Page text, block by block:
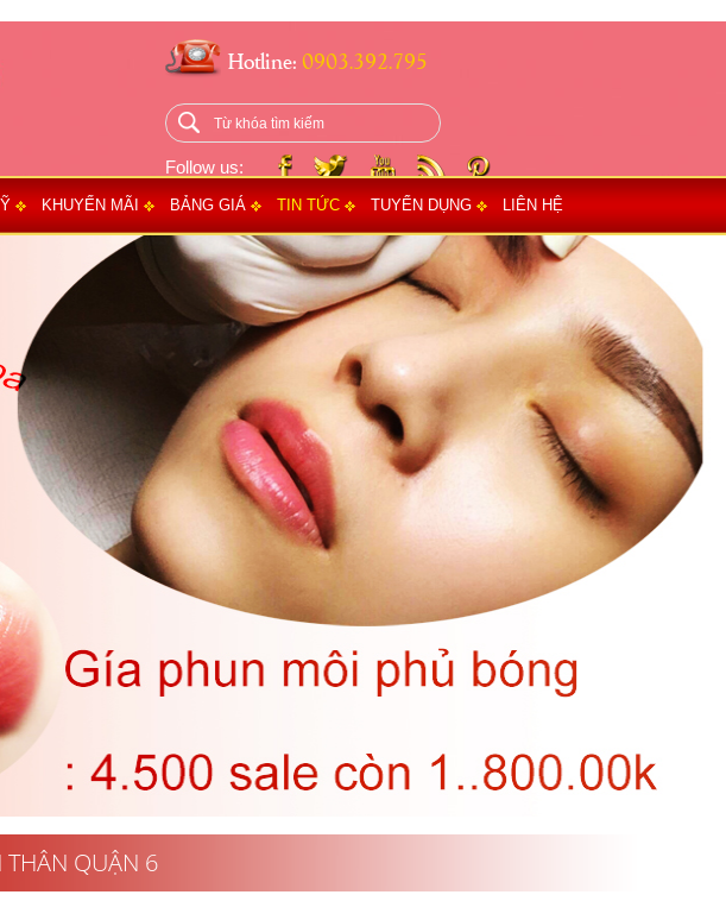
Hotline: 0903.392.795
Follow us:
KHUYẾN MÃI BẢNG GIÁ TIN TỨC TUYỂN DỤNG LIÊN HỆ
THÂN QUẬN 6